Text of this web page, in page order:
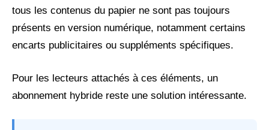
tous les contenus du papier ne sont pas toujours
présents en version numérique, notamment certains
encarts publicitaires ou suppléments spécifiques.
Pour les lecteurs attachés à ces éléments, un
abonnement hybride reste une solution intéressante.